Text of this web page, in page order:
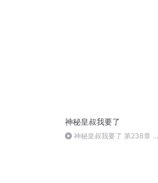
神秘皇叔我要了
神秘皇叔我要了 第238章 倾